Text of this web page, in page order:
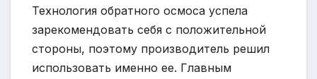
Технология обратного осмоса успела
зарекомендовать себя с положительной
стороны, поэтому производитель решил
использовать именно ее. Главным